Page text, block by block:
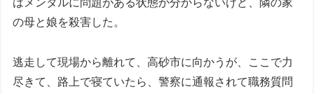
はメンタルに問題がある状態か分からないけど、隣の家
の母と娘を殺害した。
逃走して現場から離れて、高砂市に向かうが、ここで力
尽きて、路上で寝ていたら、警察に通報されて職務質問